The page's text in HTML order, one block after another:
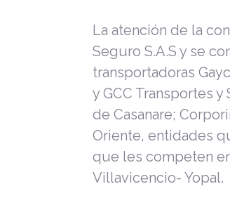
La atención de la
Seguro S.A.S y se
transportadoras
y GCC Transportes
de Casanare;
Oriente, entidades
que les competen
Villavicencio- Yopal.